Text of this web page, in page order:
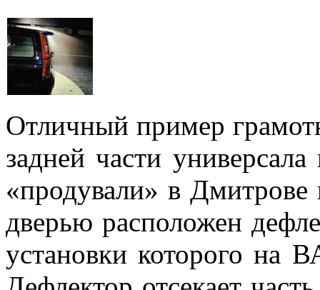
Отличный пример
задней части
«продували» в
дверью расположен
установки которого на